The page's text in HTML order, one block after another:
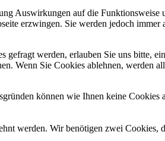
Auswirkungen auf die Funktionsweise
erzwingen. Sie werden jedoch
gefragt werden, erlauben Sie uns bitte,
Wenn Sie Cookies ablehnen, werden
können wie Ihnen keine Cookies
werden. Wir benötigen zwei Cookies,